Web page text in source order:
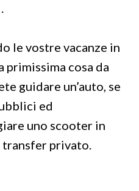
le vostre vacanze in
primissima cosa da
guidare un’auto, se
ed
uno scooter in
transfer privato.